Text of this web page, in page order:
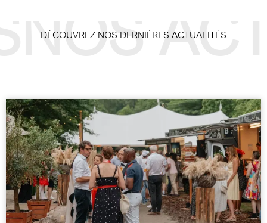
DÉCOUVREZ NOS DERNIÈRES ACTUALITÉS